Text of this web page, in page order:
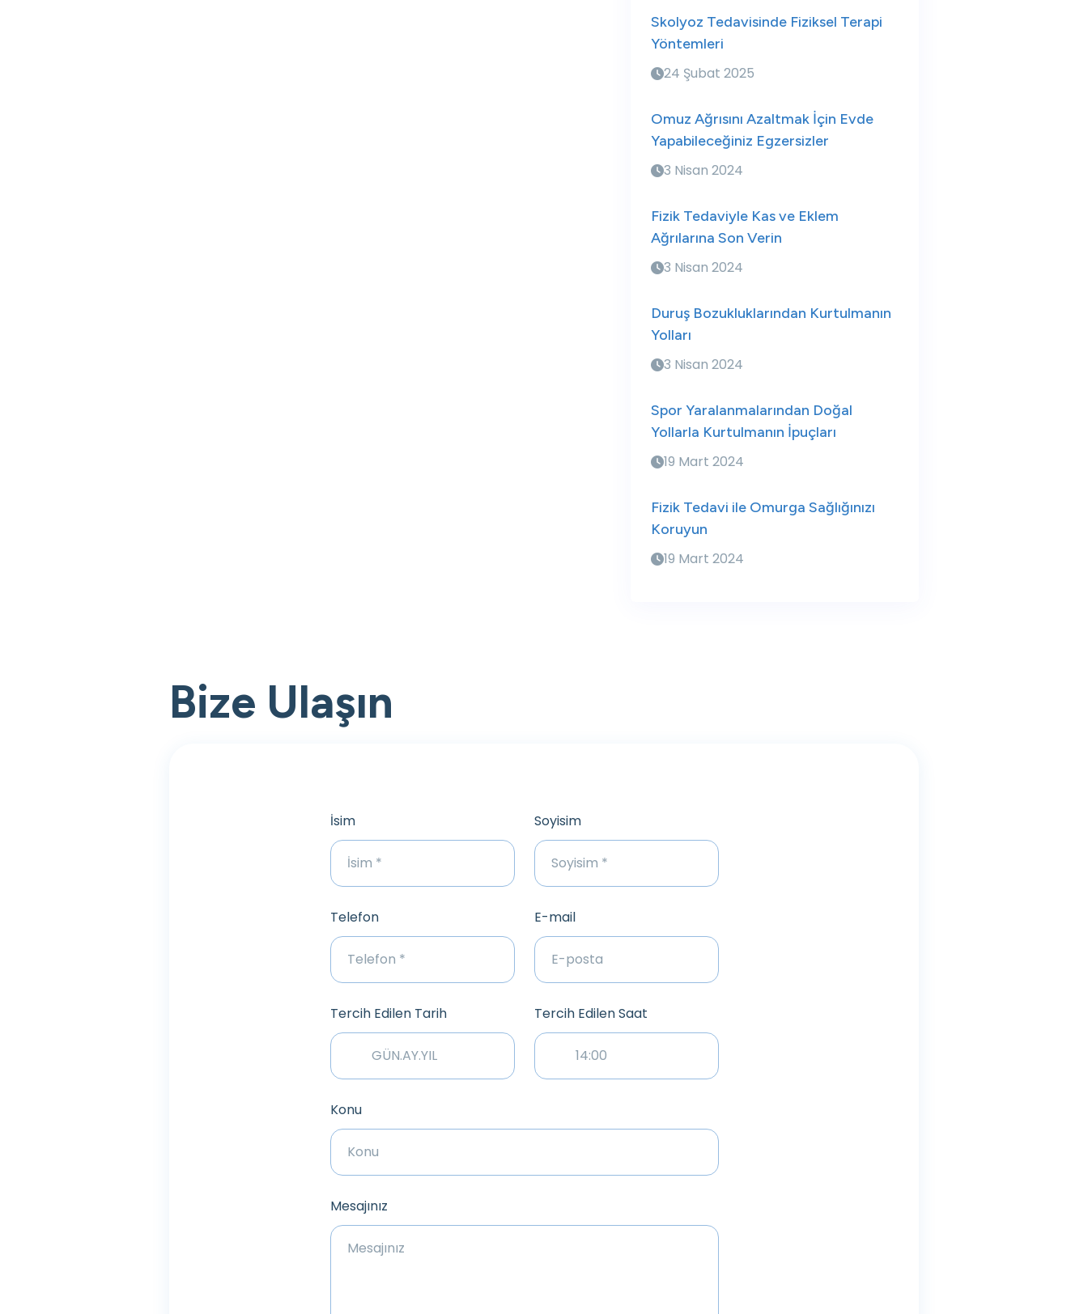
Skolyoz Tedavisinde Fiziksel Terapi
Yöntemleri
24 Şubat 2025
Omuz Ağrısını Azaltmak İçin Evde
Yapabileceğiniz Egzersizler
3 Nisan 2024
Fizik Tedaviyle Kas ve Eklem
Ağrılarına Son Verin
3 Nisan 2024
Duruş Bozukluklarından Kurtulmanın
Yolları
3 Nisan 2024
Spor Yaralanmalarından Doğal
Yollarla Kurtulmanın İpuçları
19 Mart 2024
Fizik Tedavi ile Omurga Sağlığınızı
Koruyun
19 Mart 2024
Bize Ulaşın
İsim Soyisim
Telefon E-mail
Tercih Edilen Tarih Tercih Edilen Saat
Konu
Mesajınız